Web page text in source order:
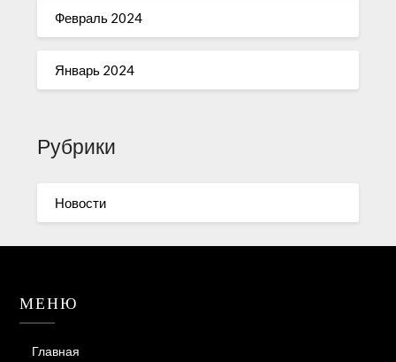
Февраль 2024
Январь 2024
Рубрики
Новости
МЕНЮ
Главная